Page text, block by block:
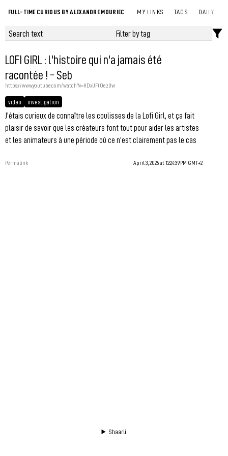
FULL-TIME CURIOUS BY ALEXANDRE MOURIEC MY LINKS TAGS DAILY
LOFI GIRL : l'histoire qui n'a jamais été
racontée ! - Seb
https://www.youtube.com/watch?v=HDxUFtOezUw
video investigation
J'étais curieux de connaître les coulisses de la Lofi Girl, et ça fait
plaisir de savoir que les créateurs font tout pour aider les artistes
et les animateurs à une période où ce n'est clairement pas le cas
Permalink April 3, 2026 at 12:24:39 PM GMT+2
Shaarli